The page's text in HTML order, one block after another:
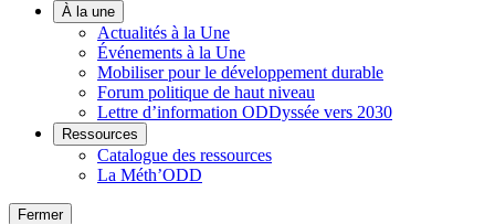
À la une
Actualités à la Une
Événements à la Une
Mobiliser pour le développement durable
Forum politique de haut niveau
Lettre d’information ODDyssée vers 2030
Ressources
Catalogue des ressources
La Méth’ODD
Fermer